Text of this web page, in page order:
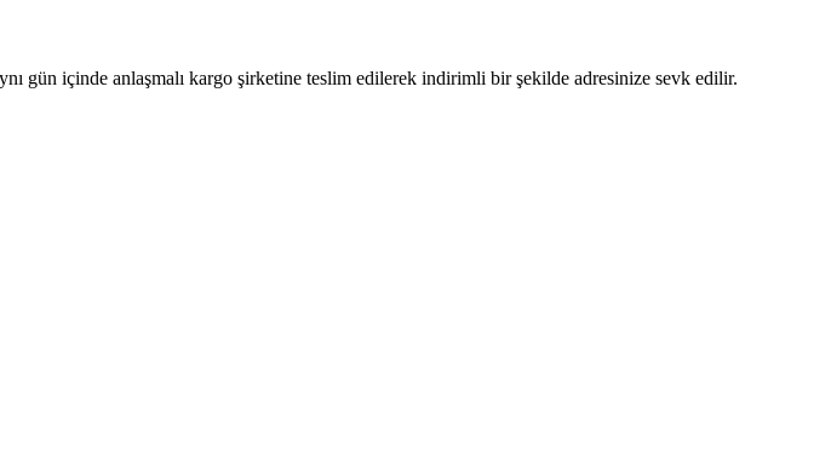
gün içinde anlaşmalı kargo şirketine teslim edilerek indirimli bir şekilde adresinize sevk edilir.